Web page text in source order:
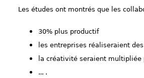
Les études ont montrés que les
30% plus productif
les entreprises réaliseraient
la créativité seraient multipliée
… .